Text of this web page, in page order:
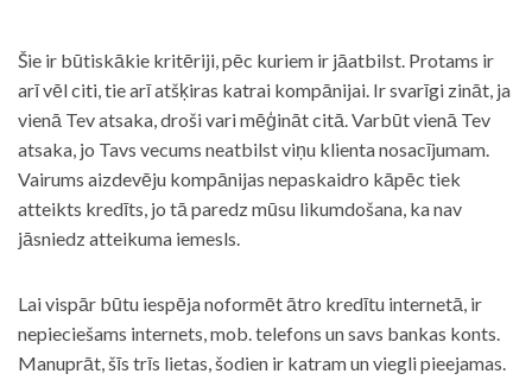
Šie ir būtiskākie kritēriji, pēc kuriem ir jāatbilst. Protams ir
arī vēl citi, tie arī atšķiras katrai kompānijai. Ir svarīgi zināt, ja
vienā Tev atsaka, droši vari mēģināt citā. Varbūt vienā Tev
atsaka, jo Tavs vecums neatbilst viņu klienta nosacījumam.
Vairums aizdevēju kompānijas nepaskaidro kāpēc tiek
atteikts kredīts, jo tā paredz mūsu likumdošana, ka nav
jāsniedz atteikuma iemesls.
Lai vispār būtu iespēja noformēt ātro kredītu internetā, ir
nepieciešams internets, mob. telefons un savs bankas konts.
Manuprāt, šīs trīs lietas, šodien ir katram un viegli pieejamas.